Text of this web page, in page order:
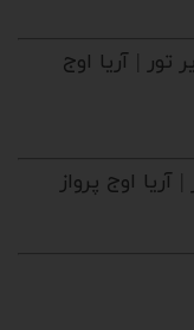
تور | آریا اوج
اوج پرواز